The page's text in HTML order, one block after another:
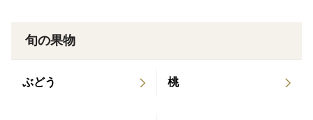
旬の果物
ぶどう 桃